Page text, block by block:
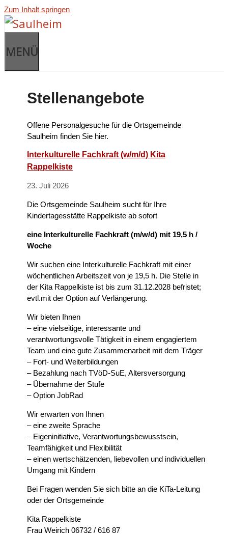
Zum Inhalt springen
MENÜ
Stellenangebote
Offene Personalgesuche für die Ortsgemeinde
Saulheim finden Sie hier.
Interkulturelle Fachkraft (w/m/d) Kita
Rappelkiste
23. Juli 2026
Die Ortsgemeinde Saulheim sucht für Ihre
Kindertagesstätte Rappelkiste ab sofort
eine Interkulturelle Fachkraft (m/w/d) mit 19,5 h /
Woche
Wir suchen eine Interkulturelle Fachkraft mit einer
wöchentlichen Arbeitszeit von je 19,5 h. Die Stelle in
der Kita Rappelkiste ist bis zum 31.12.2028 befristet;
evtl.mit der Option auf Verlängerung.
Wir bieten Ihnen
– eine vielseitige, interessante und
verantwortungsvolle Tätigkeit in einem engagiertem
Team und eine gute Zusammenarbeit mit dem Träger
– Fort- und Weiterbildungen
– Bezahlung nach TVöD-SuE, Altersversorgung
– Übernahme der Stufe
– Option JobRad
Wir erwarten von Ihnen
– eine zweite Sprache
– Eigeninitiative, Verantwortungsbewusstsein,
Teamfähigkeit und Flexibilität
– einen wertschätzenden, liebevollen und individuellen
Umgang mit Kindern
Bei Fragen wenden Sie sich bitte an die KiTa-Leitung
oder der Ortsgemeinde
Kita Rappelkiste
Frau Weirich 06732 / 616 87